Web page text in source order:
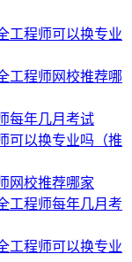
工程师可以换专业
工程师网校推荐哪
每年几月考试
可以换专业吗（推
网校推荐哪家
工程师每年几月考
工程师可以换专业